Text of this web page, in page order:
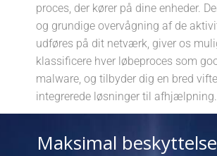
proces, der kører på dine enheder.
og grundige overvågning af de
udføres på dit netværk, giver os
klassificere hver løbeproces som
malware, og tilbyder dig en bred
integrerede løsninger til afhjælpning.
Maksimal